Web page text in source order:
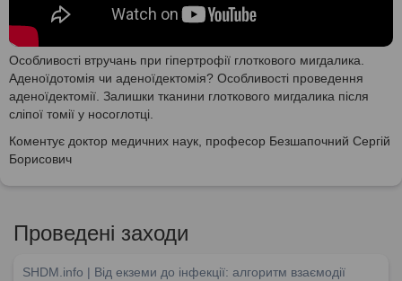
Особливості втручань при гіпертрофії глоткового мигдалика.
Аденоїдотомія чи аденоїдектомія? Особливості проведення
аденоїдектомії. Залишки тканини глоткового мигдалика після
сліпої томії у носоглотці.
Коментує доктор медичних наук, професор Безшапочний Сергій
Борисович
Проведені заходи
SHDM.info | Від екземи до інфекції: алгоритм взаємодії